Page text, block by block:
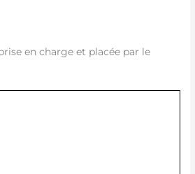
en charge et placée par le